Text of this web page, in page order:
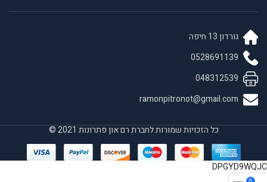
גורדון 13 חיפה
0528691139
048312539
ramonpitronot@gmail.com
כל הזכויות שמורות לחברת רם און פתרונות 2021 ©
DPGYD9WQJC